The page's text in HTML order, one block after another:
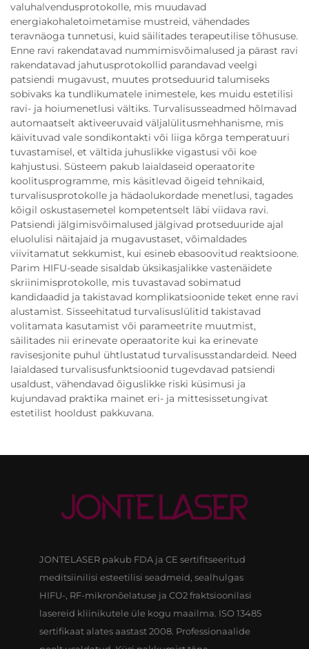
valuhalvendusprotokolle, mis muudavad
energiakohaletoimetamise mustreid, vähendades
teravnäoga tunnetusi, kuid säilitades terapeutilise tõhususe.
Enne ravi rakendatavad nummimisvõimalused ja pärast ravi
rakendatavad jahutusprotokollid parandavad veelgi
patsiendi mugavust, muutes protseduurid talumiseks
sobivaks ka tundlikumatele inimestele, kes muidu estetilisi
ravi- ja hoiumenetlusi vältiks. Turvalisusseadmed hõlmavad
automaatselt aktiveeruvaid väljalülitusmehhanisme, mis
käivituvad vale sondikontakti või liiga kõrga temperatuuri
tuvastamisel, et vältida juhuslikke vigastusi või koe
kahjustusi. Süsteem pakub laialdaseid operaatorite
koolitusprogramme, mis käsitlevad õigeid tehnikaid,
turvalisusprotokolle ja hädaolukordade menetlusi, tagades
kõigil oskustasemetel kompetentselt läbi viidava ravi.
Patsiendi jälgimisvõimalused jälgivad protseduuride ajal
eluolulisi näitajaid ja mugavustaset, võimaldades
viivitamatut sekkumist, kui esineb ebasoovitud reaktsioone.
Parim HIFU-seade sisaldab üksikasjalikke vastenäidete
skriinimisprotokolle, mis tuvastavad sobimatud
kandidaadid ja takistavad komplikatsioonide teket enne ravi
alustamist. Sisseehitatud turvalisuslülitid takistavad
volitamata kasutamist või parameetrite muutmist,
säilitades nii erinevate operaatorite kui ka erinevate
ravisesjonite puhul ühtlustatud turvalisusstandardeid. Need
laialdased turvalisusfunktsioonid tugevdavad patsiendi
usaldust, vähendavad õiguslikke riski küsimusi ja
kujundavad praktika mainet eri- ja mittesissetungivat
estetilist hooldust pakkuvana.
JONTELASER pakub FDA ja CE sertifitseeritud
meditsiinilisi esteetilisi seadmeid, sealhulgas
HIFU-, RF-mikronõelatuse ja CO2 fraktsioonilasi
lasereid kliinikutele üle kogu maailma. ISO 13485
sertifikaat alates aastast 2008. Professionaalide